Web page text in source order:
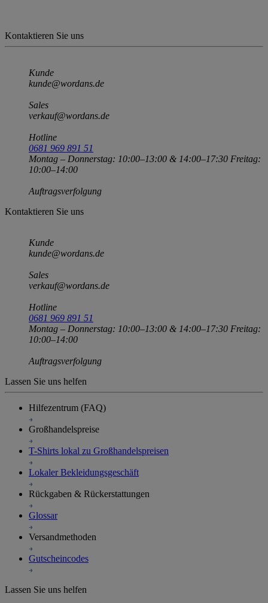
Kontaktieren Sie uns
Kunde
kunde@wordans.de
Sales
verkauf@wordans.de
Hotline
0681 969 891 51
Montag – Donnerstag: 10:00–13:00 & 14:00–17:30 Freitag:
10:00–14:00
Auftragsverfolgung
Kontaktieren Sie uns
Kunde
kunde@wordans.de
Sales
verkauf@wordans.de
Hotline
0681 969 891 51
Montag – Donnerstag: 10:00–13:00 & 14:00–17:30 Freitag:
10:00–14:00
Auftragsverfolgung
Lassen Sie uns helfen
Hilfezentrum (FAQ)
Großhandelspreise
T-Shirts lokal zu Großhandelspreisen
Lokaler Bekleidungsgeschäft
Rückgaben & Rückerstattungen
Glossar
Versandmethoden
Gutscheincodes
Lassen Sie uns helfen